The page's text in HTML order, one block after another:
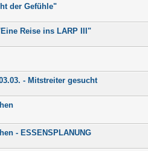
der Gefühle"
Reise ins LARP III"
- Mitstreiter gesucht
- ESSENSPLANUNG